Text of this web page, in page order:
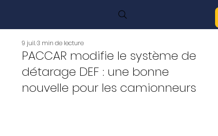
PACCAR modifie le système de
détarage DEF : une bonne
nouvelle pour les camionneurs
9 juil.3 min de lecture